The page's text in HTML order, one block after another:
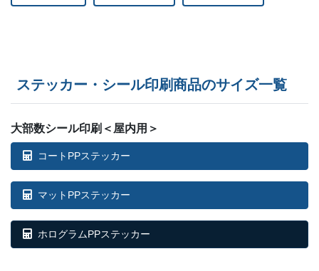
ステッカー・シール印刷商品のサイズ一覧
大部数シール印刷＜屋内用＞
コートPPステッカー
マットPPステッカー
ホログラムPPステッカー